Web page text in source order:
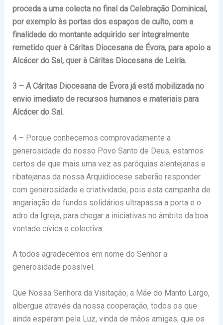
proceda a uma colecta no final da Celebração Dominical,
por exemplo às portas dos espaços de culto, com a
finalidade do montante adquirido ser integralmente
remetido quer à Cáritas Diocesana de Évora, para apoio a
Alcácer do Sal, quer à Cáritas Diocesana de Leiria.
3 – A Cáritas Diocesana de Évora já está mobilizada no
envio imediato de recursos humanos e materiais para
Alcácer do Sal.
4 – Porque conhecemos comprovadamente a
generosidade do nosso Povo Santo de Deus, estamos
certos de que mais uma vez as paróquias alentejanas e
ribatejanas da nossa Arquidiocese saberão responder
com generosidade e criatividade, pois esta campanha de
angariação de fundos solidários ultrapassa a porta e o
adro da Igreja, para chegar a iniciativas no âmbito da boa
vontade cívica e colectiva.
A todos agradecemos em nome do Senhor a
generosidade possível.
Que Nossa Senhora da Visitação, a Mãe do Manto Largo,
albergue através da nossa cooperação, todos os que
ainda esperam pela Luz, vinda de mãos amigas, que os